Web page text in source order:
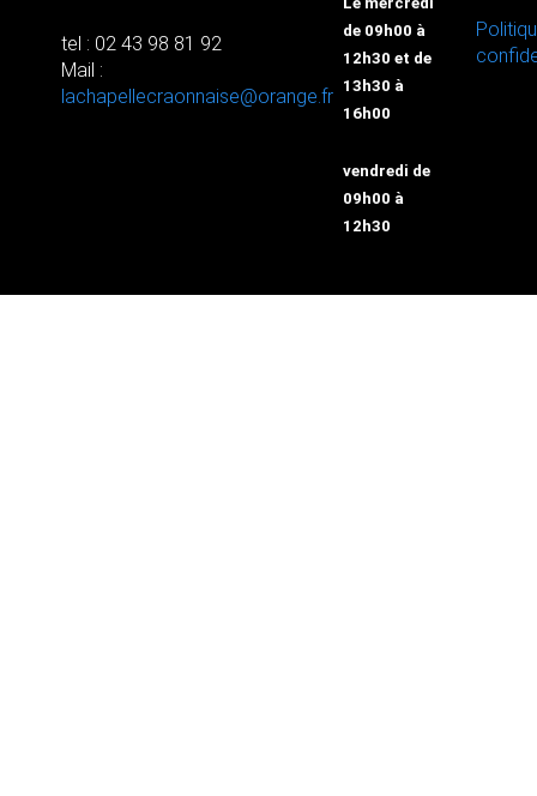
tel : 02 43 98 81 92
Mail :
lachapellecraonnaise@orange.fr
de 09h00 à
12h30 et de
13h30 à
16h00
vendredi de
09h00 à
12h30